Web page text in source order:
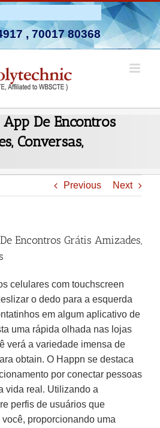
, 70017 80368
De Encontros
Conversas,
Previous Next
Encontros Grátis Amizades,
celulares com touchscreen
o dedo para a esquerda
em algum aplicativo de
uma rápida olhada nas lojas
verá a variedade imensa de
obtain. O Happn se destaca
por conectar pessoas
vida real. Utilizando a
perfis de usuários que
proporcionando uma